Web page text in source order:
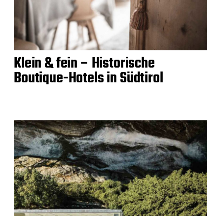
Klein & fein – Historische
Boutique-Hotels in Südtirol